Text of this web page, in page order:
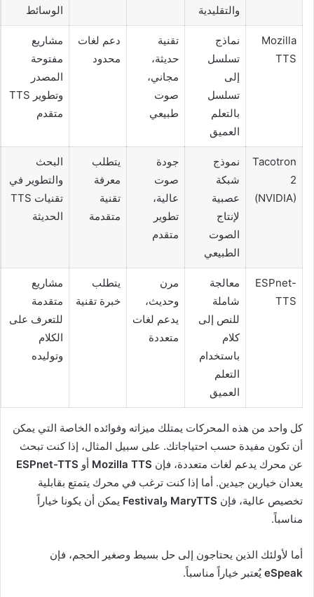
والتقليدية
الوسائط
Mozilla
TTS
نماذج
تسلسل
إلى
تسلسل
بالتعلم
العميق
تقنية
حديثة،
مجاني،
صوت
طبيعي
دعم لغات
محدود
مشاريع
مفتوحة
المصدر
وتطوير TTS
متقدم
Tacotron
2
(NVIDIA)
نموذج
شبكة
عصبية
لإنتاج
الصوت
الطبيعي
جودة
صوت
عالية،
تطوير
متقدم
يتطلب
معرفة
تقنية
متقدمة
البحث
والتطوير في
تقنيات TTS
الحديثة
ESPnet-
TTS
معالجة
شاملة
للنص إلى
كلام
باستخدام
التعلم
العميق
مرن
وحديث،
يدعم لغات
متعددة
يتطلب
خبرة تقنية
مشاريع
متقدمة
للتعرف على
الكلام
وتوليده
كل واحد من هذه المحركات يمتلك ميزاته وفوائده الخاصة التي يمكن
أن تكون مفيدة حسب احتياجاتك. على سبيل المثال، إذا كنت تبحث
عن محرك يدعم لغات متعددة، فإن Mozilla TTS أو ESPnet-TTS
يعدان خيارين جيدين. أما إذا كنت ترغب في محرك يتمتع بقابلية
تخصيص عالية، فإن MaryTTS وFestival يمكن أن يكونا خياراً
مناسباً.
أما لأولئك الذين يحتاجون إلى حل بسيط وصغير الحجم، فإن
eSpeak يُعتبر خياراً مناسباً.